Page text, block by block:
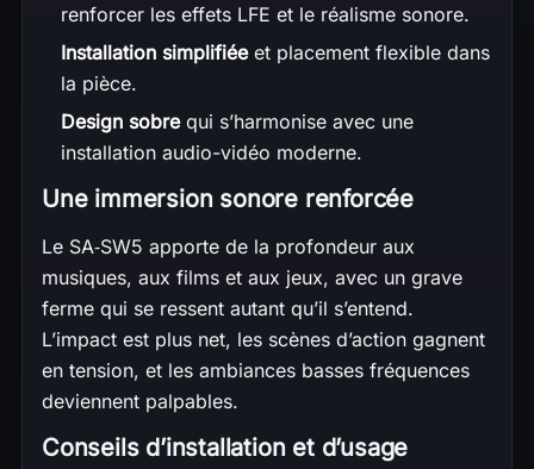
renforcer les effets LFE et le réalisme sonore.
Installation simplifiéeet placement flexible dans
la pièce.
Design sobrequi s’harmonise avec une
installation audio-vidéo moderne.
Une immersion sonore renforcée
Le SA‑SW5 apporte de la profondeur aux
musiques, aux films et aux jeux, avec un grave
ferme qui se ressent autant qu’il s’entend.
L’impact est plus net, les scènes d’action gagnent
en tension, et les ambiances basses fréquences
deviennent palpables.
Conseils d’installation et d’usage